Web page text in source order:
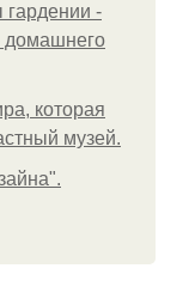
гардении -
домашнего
которая
музей.